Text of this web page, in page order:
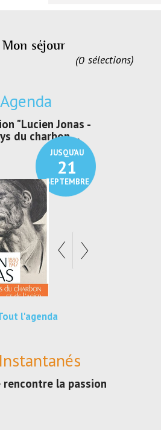
Mon séjour
sélections
0
Agenda
JUSQU'AU
21
SEPTEMBRE
"Lucien Jonas -
du charbon ...
l'agenda
rencontre la passion